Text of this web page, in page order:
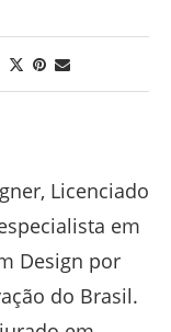
Licenciado
em
Design por
do Brasil.